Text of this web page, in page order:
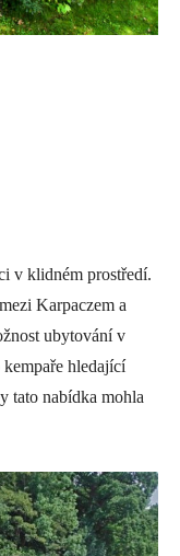
v klidném prostředí.
Karpaczem a
ubytování v
hledající
tato nabídka mohla